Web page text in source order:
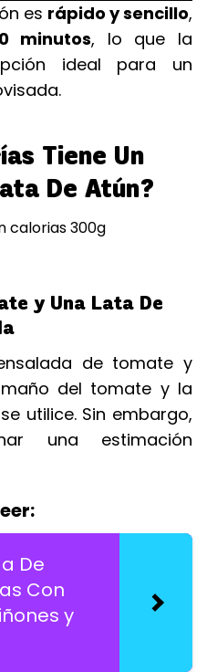
es rápido y sencillo,
minutos, lo que la
ideal para un
Tiene Un
De Atún?
y Una Lata De
de tomate y
del tomate y la
utilice. Sin embargo,
una estimación
De
Con
y